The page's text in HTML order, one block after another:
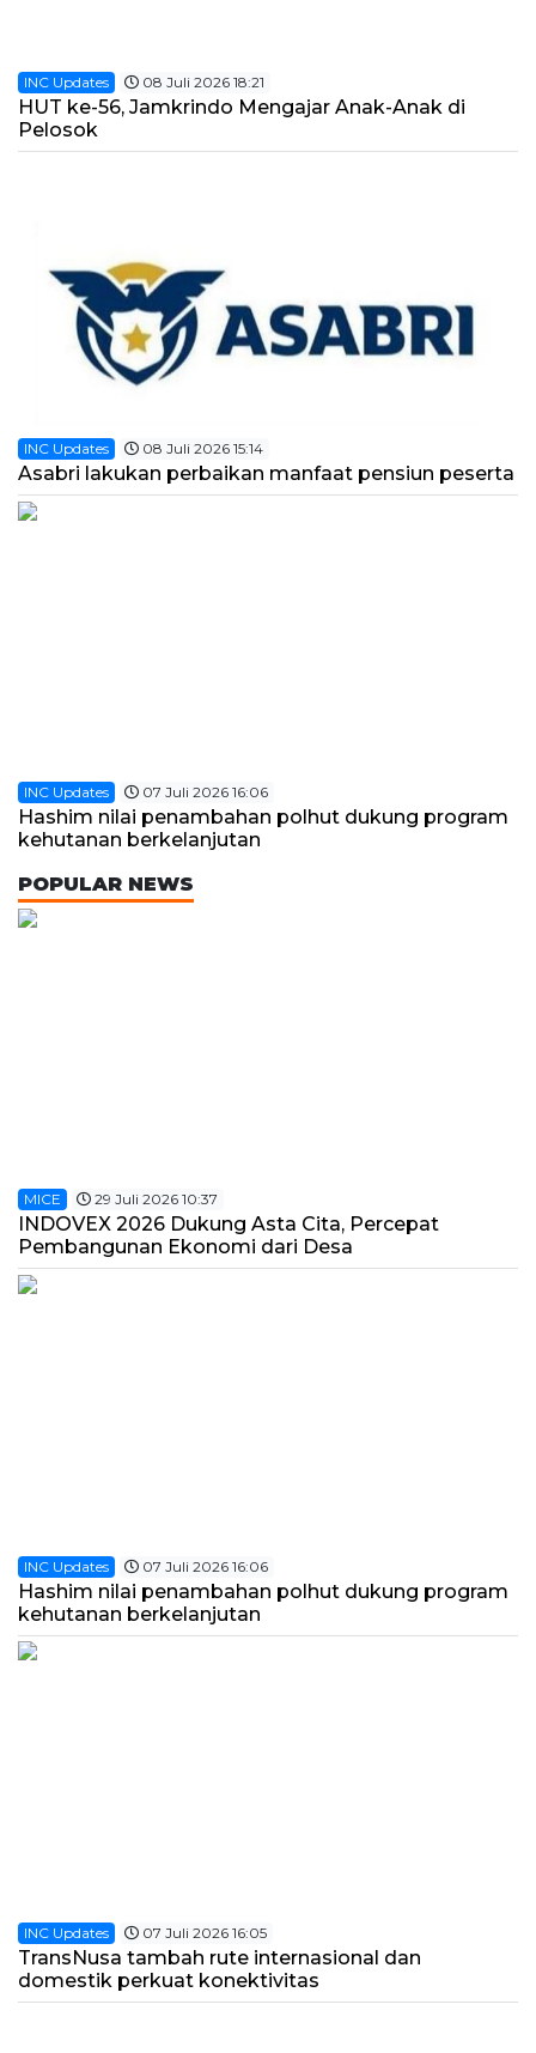
INC Updates 08 Juli 2026 18:21
HUT ke-56, Jamkrindo Mengajar Anak-Anak di
Pelosok
INC Updates 08 Juli 2026 15:14
Asabri lakukan perbaikan manfaat pensiun peserta
INC Updates 07 Juli 2026 16:06
Hashim nilai penambahan polhut dukung program
kehutanan berkelanjutan
POPULAR NEWS
MICE 29 Juli 2026 10:37
INDOVEX 2026 Dukung Asta Cita, Percepat
Pembangunan Ekonomi dari Desa
INC Updates 07 Juli 2026 16:06
Hashim nilai penambahan polhut dukung program
kehutanan berkelanjutan
INC Updates 07 Juli 2026 16:05
TransNusa tambah rute internasional dan
domestik perkuat konektivitas